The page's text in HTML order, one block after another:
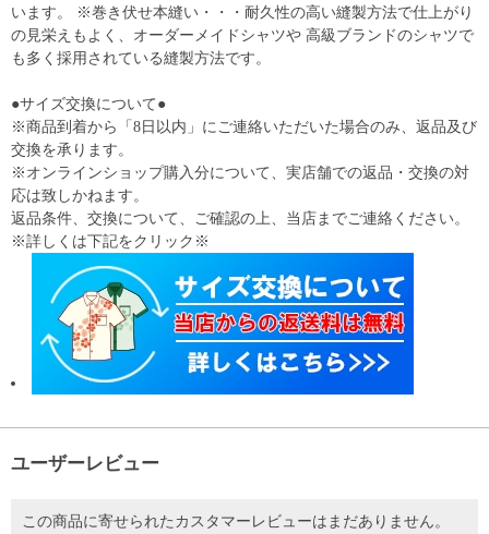
います。 ※巻き伏せ本縫い・・・耐久性の高い縫製方法で仕上がり
の見栄えもよく、オーダーメイドシャツや 高級ブランドのシャツで
も多く採用されている縫製方法です。
●サイズ交換について●
※商品到着から「8日以内」にご連絡いただいた場合のみ、返品及び
交換を承ります。
※オンラインショップ購入分について、実店舗での返品・交換の対
応は致しかねます。
返品条件、交換について、ご確認の上、当店までご連絡ください。
※詳しくは下記をクリック※
ユーザーレビュー
この商品に寄せられたカスタマーレビューはまだありません。